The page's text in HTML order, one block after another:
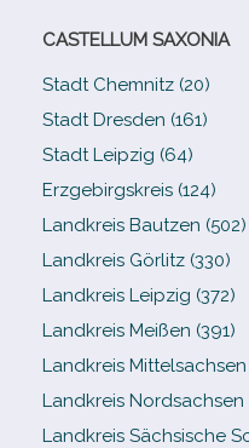
CASTELLUM SAXONIA
Stadt Chemnitz (20)
Stadt Dresden (161)
Stadt Leipzig (64)
Erzgebirgskreis (124)
Landkreis Bautzen (502)
Landkreis Görlitz (330)
Landkreis Leipzig (372)
Landkreis Meißen (391)
Landkreis Mittelsachsen
Landkreis Nordsachsen
Landkreis Sächsische